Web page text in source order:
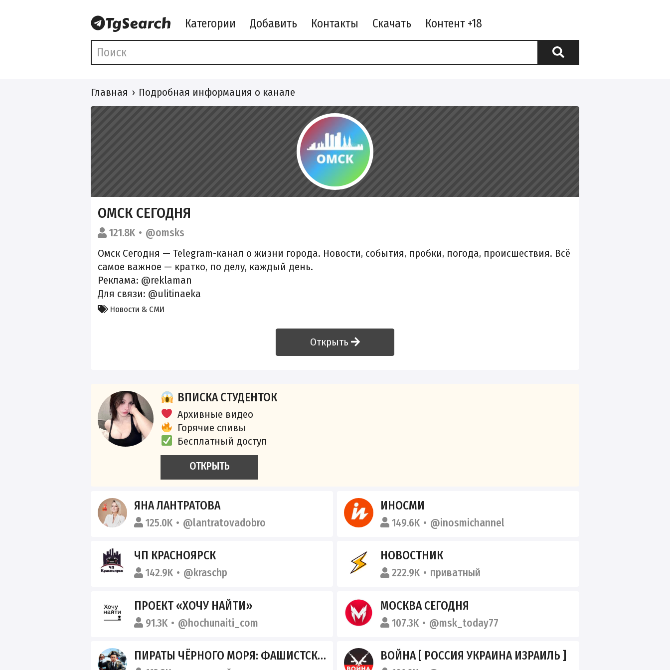
Категории Добавить Контакты Скачать
Главная Подробная информация о канале
ОМСК СЕГОДНЯ
121.8K
@omsks
Омск Сегодня — Telegram-канал о жизни города. Новости, события, пробки, погода, происшествия. Всё
самое важное — кратко, по делу, каждый день.
Реклама: @reklaman
Для связи: @ulitinaeka
Новости & СМИ
Открыть
ВПИСКА СТУДЕНТОК
Архивные видео
Горячие сливы
Бесплатный доступ
ОТКРЫТЬ
ЯНА ЛАНТРАТОВА
125.0K @lantratovadobro
ИНОСМИ
149.6K @inosmichannel
ЧП КРАСНОЯРСК
142.9K @kraschp
НОВОСТНИК
222.9K приватный
ПРОЕКТ «ХОЧУ НАЙТИ»
91.3K @hochunaiti_com
МОСКВА СЕГОДНЯ
107.3K @msk_today77
ПИРАТЫ ЧЁРНОГО МОРЯ: ФАШИСТСКИЙ ПОКЕМОН ВОЙНА [ РОССИЯ УКРАИНА ИЗРАИЛЬ ]